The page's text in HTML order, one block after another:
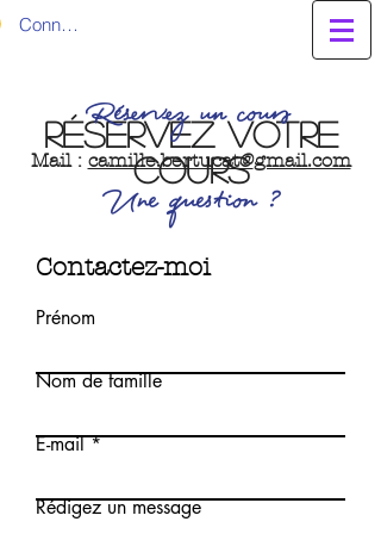
Connexion
Réservez votre
cours
Cours individuel 1h à
Réservez un cours
Mail : camille.bertucat@gmail.com
Une question ?
Contactez-moi
Prénom
Nom de famille
E-mail
Rédigez un message